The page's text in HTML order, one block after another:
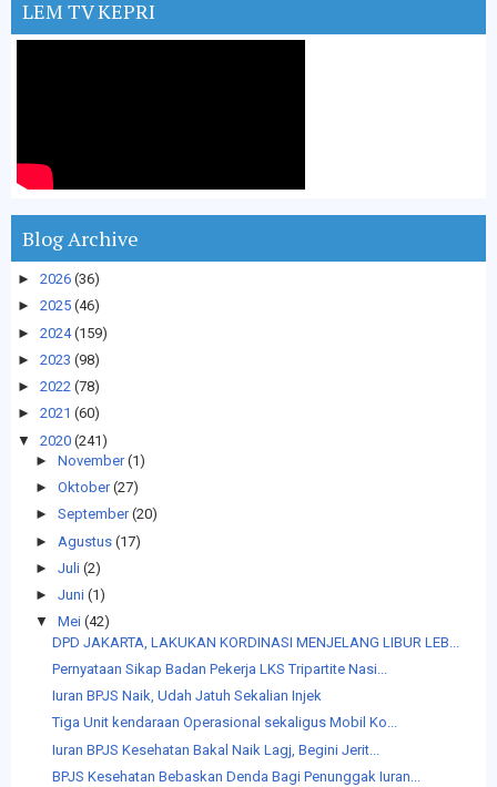
LEM TV KEPRI
Blog Archive
► 2026 (36)
► 2025 (46)
► 2024 (159)
► 2023 (98)
► 2022 (78)
► 2021 (60)
▼
2020 (241)
► November (1)
► Oktober (27)
► September (20)
► Agustus (17)
► Juli (2)
► Juni (1)
▼
Mei (42)
DPD JAKARTA, LAKUKAN KORDINASI MENJELANG LIBUR LEB...
Pernyataan Sikap Badan Pekerja LKS Tripartite Nasi...
Iuran BPJS Naik, Udah Jatuh Sekalian Injek
Tiga Unit kendaraan Operasional sekaligus Mobil Ko...
Iuran BPJS Kesehatan Bakal Naik Lagj, Begini Jerit...
BPJS Kesehatan Bebaskan Denda Bagi Penunggak Iuran...